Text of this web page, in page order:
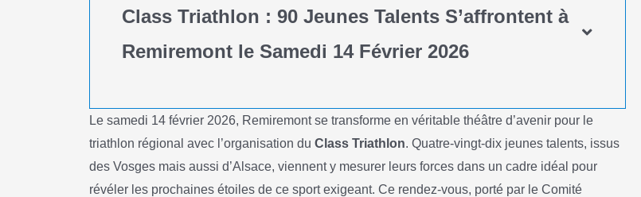
Class Triathlon : 90 Jeunes Talents S’affrontent à
Remiremont le Samedi 14 Février 2026
Le samedi 14 février 2026, Remiremont se transforme en véritable théâtre d’avenir pour le
triathlon régional avec l’organisation du Class Triathlon. Quatre-vingt-dix jeunes talents, issus
des Vosges mais aussi d’Alsace, viennent y mesurer leurs forces dans un cadre idéal pour
révéler les prochaines étoiles de ce sport exigeant. Ce rendez-vous, porté par le Comité